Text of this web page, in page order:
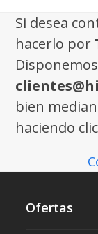
Si desea
hacerlo por
bien
haciendo
Ofertas